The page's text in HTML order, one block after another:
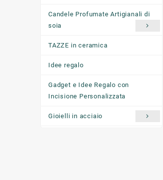
Candele Profumate Artigianali di
soia
TAZZE in ceramica
Idee regalo
Gadget e Idee Regalo con
Incisione Personalizzata
Gioielli in acciaio